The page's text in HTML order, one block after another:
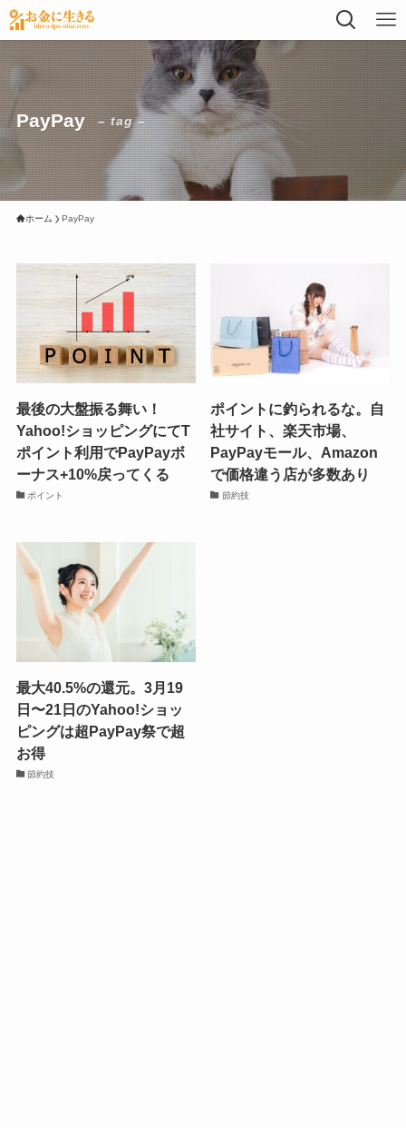
PayPay – tag –
ホーム PayPay
最後の大盤振る舞い！
Yahoo!ショッピングにてT
ポイント利用でPayPayボ
ーナス+10%戻ってくる
ポイント
ポイントに釣られるな。自
社サイト、楽天市場、
PayPayモール、Amazon
で価格違う店が多数あり
節約技
最大40.5%の還元。3月19
日〜21日のYahoo!ショッ
ピングは超PayPay祭で超
お得
節約技